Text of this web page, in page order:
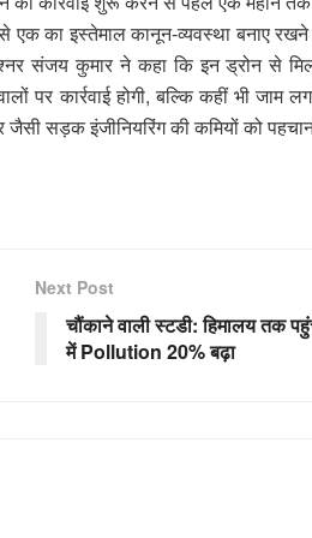
एक का इस्तेमाल कानून-व्यवस्था बनाए
संजय कुमार ने कहा कि इन ड्रोन से
पर कार्रवाई होगी, बल्कि कहीं भी
जैसी सड़क इंजीनियरिंग की कमियों को
Next Post
चौंकाने वाली स्टडी: हिमालय तक
में Pollution 20% बढ़ा